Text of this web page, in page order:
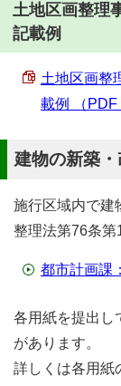
土地区画整理
記載例
土地区画整
載例 （PDF
建物の新築
施行区域内で建
整理法第76条第
都市計画課
各用紙を提出し
があります。
詳しくは各用紙